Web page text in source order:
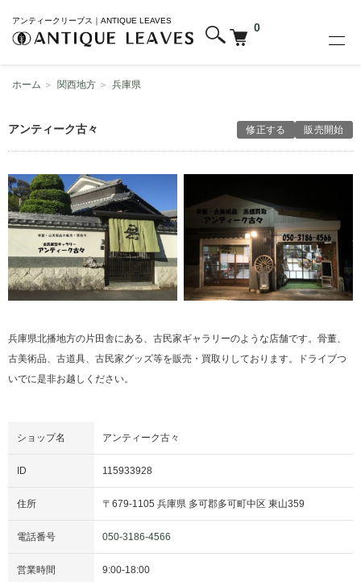
アンティークリーブス｜ANTIQUE LEAVES
0
ホーム ＞ 関西地方 ＞ 兵庫県
アンティーク古々 修正する 販売開始
兵庫県北播地方の片田舎にある、古民家ギャラリーのような店舗です。骨董、
古美術品、古道具、古民家グッズ等を販売・買取りしております。ドライブつ
いでに是非お越しください。
ショップ名 アンティーク古々
ID 115933928
住所 〒 679-1105 兵庫県 多可郡多可町中区 東山359
電話番号 050-3186-4566
営業時間 9:00-18:00